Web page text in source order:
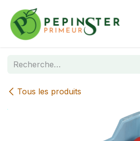
Se rendre au contenu
Tous les produits